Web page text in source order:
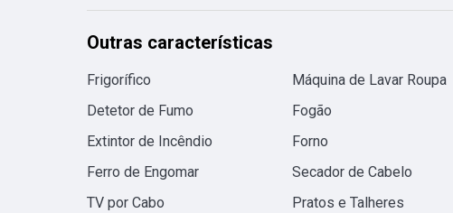
Outras características
Frigorífico Máquina de Lavar Roupa
Detetor de Fumo
Fogão
Extintor de Incêndio
Forno
Ferro de Engomar
Secador de Cabelo
TV por Cabo
Pratos e Talheres